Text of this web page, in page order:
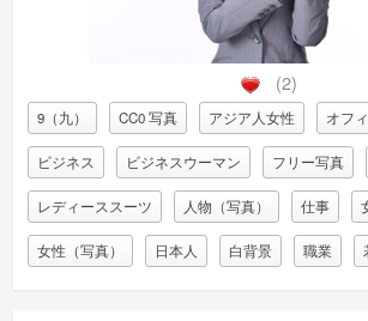
(2)
9（九） CC0 写真 アジア人女性 オフ
ビジネス ビジネスウーマン フリー写真
レディーススーツ 人物（写真） 仕事
女性（写真） 日本人 白背景 職業